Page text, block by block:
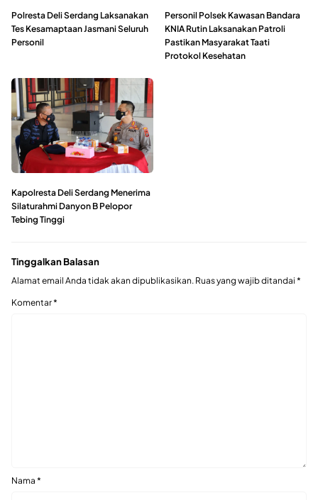
Polresta Deli Serdang Laksanakan
Tes Kesamaptaan Jasmani Seluruh
Personil
Personil Polsek Kawasan Bandara
KNIA Rutin Laksanakan Patroli
Pastikan Masyarakat Taati
Protokol Kesehatan
Kapolresta Deli Serdang Menerima
Silaturahmi Danyon B Pelopor
Tebing Tinggi
Tinggalkan Balasan
Alamat email Anda tidak akan dipublikasikan. Ruas yang wajib ditandai *
Komentar*
Nama *